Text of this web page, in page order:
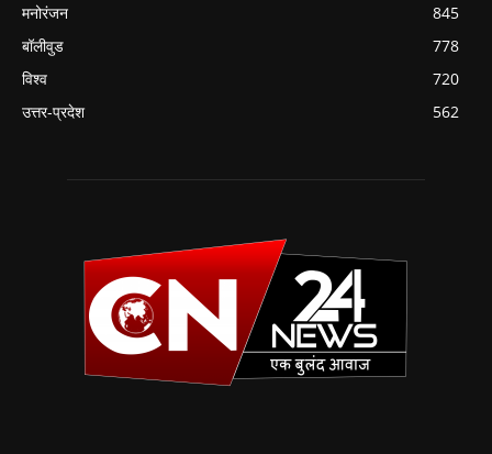
मनोरंजन
845
बॉलीवुड
778
विश्व
720
उत्तर-प्रदेश
562